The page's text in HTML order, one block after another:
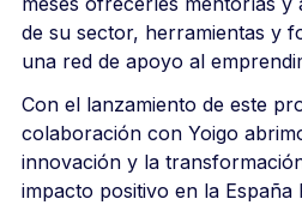
de su sector, herramientas y
una red de apoyo al
Con el lanzamiento de este
colaboración con Yoigo
innovación y la
impacto positivo en la España